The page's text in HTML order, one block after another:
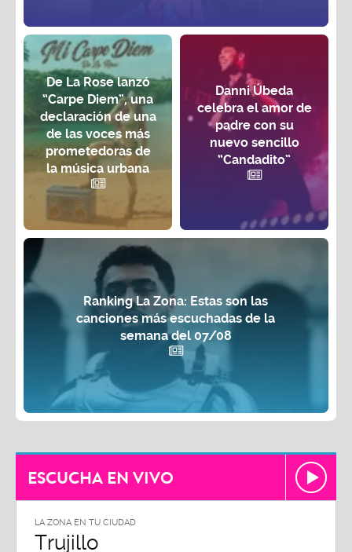
De La Rose lanzó
“Carpe Diem”, una
declaración de una
de las voces más
prometedoras de
la música urbana
Danni Úbeda
celebra el amor de
padre con su
nuevo sencillo
“Candadito”
Ranking La Zona: Estas son las
canciones más escuchadas de la
semana del 07/08
ESCUCHA EN VIVO
LA ZONA EN TU CIUDAD
Trujillo